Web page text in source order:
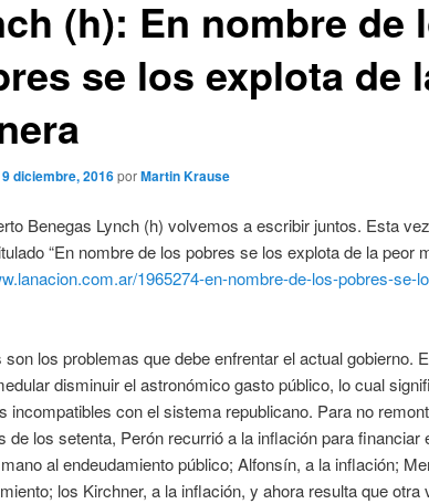
(h): En nombre de
se los explota de
9 diciembre, 2016porMartin Krause
Benegas Lynch (h) volvemos a escribir juntos. Esta
“En nombre de los pobres se los explota de la peor
1965274-en-nombre-de-los-pobres-se-
son los problemas que debe enfrentar el actual gobierno.
disminuir el astronómico gasto público, lo cual
incompatibles con el sistema republicano. Para no
de los setenta, Perón recurrió a la inflación para financiar
al endeudamiento público; Alfonsín, a la inflación;
los Kirchner, a la inflación, y ahora resulta que otra